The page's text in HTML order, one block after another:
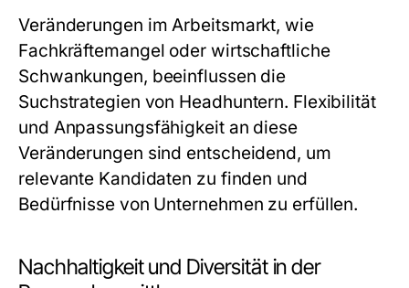
Veränderungen im Arbeitsmarkt, wie
Fachkräftemangel oder wirtschaftliche
Schwankungen, beeinflussen die
Suchstrategien von Headhuntern. Flexibilität
und Anpassungsfähigkeit an diese
Veränderungen sind entscheidend, um
relevante Kandidaten zu finden und
Bedürfnisse von Unternehmen zu erfüllen.
Nachhaltigkeit und Diversität in der